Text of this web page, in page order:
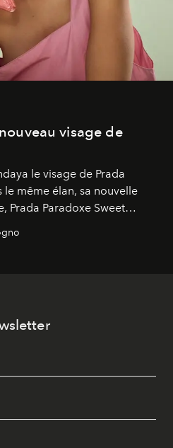
visage de
le visage de Prada
même élan, sa nouvelle
Prada Paradoxe Sweet